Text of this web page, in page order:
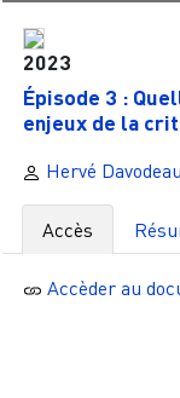
2023
Épisode 3 :
enjeux de la
Hervé Davodeau
Accès
Accèder au